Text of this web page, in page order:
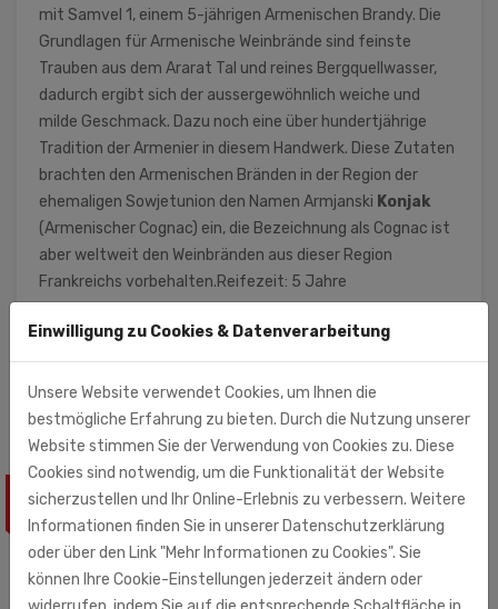
mit Samvel 1, einem 5-jährigen Armenischen Brandy. Die
Grundlagen für Armenische Weinbrände sind feinste
Trauben aus dem Ararat Tal und reines Bergquellwasser,
dadurch ergibt sich der aussergewöhnlich weiche und
milde Geschmack. Dazu noch eine über hundertjährige
Tradition der Armenier in diesem Handwerk. Diese Zutaten
brachten den Armenischen Bränden in der Region der
ehemaligen Sowjetunion den Namen Armjanski Konjak
(Armenischer Cognac) ein, die Bezeichnung als Cognac ist
aber weltweit den Weinbränden aus dieser Region
Frankreichs vorbehalten.Reifezeit: 5 Jahre
Aniland GmbH
Grenzgrabenstr. 5A
13053 Berlin
ÄHNLICHE PRODUKTE
Einwilligung zu Cookies & Datenverarbeitung
Unsere Website verwendet Cookies, um Ihnen die
bestmögliche Erfahrung zu bieten. Durch die Nutzung unserer
Website stimmen Sie der Verwendung von Cookies zu. Diese
Cookies sind notwendig, um die Funktionalität der Website
sicherzustellen und Ihr Online-Erlebnis zu verbessern. Weitere
Informationen finden Sie in unserer Datenschutzerklärung
oder über den Link "Mehr Informationen zu Cookies". Sie
können Ihre Cookie-Einstellungen jederzeit ändern oder